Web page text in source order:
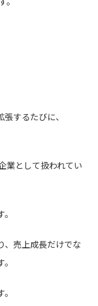
するたびに、
業として扱われてい
、売上成長だけでな